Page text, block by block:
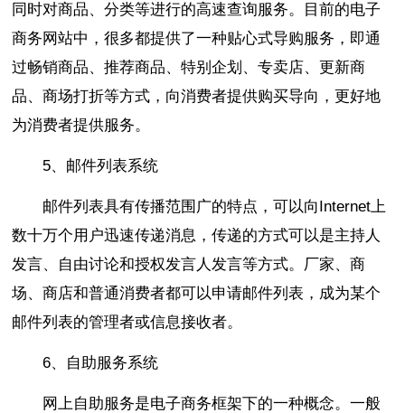
同时对商品、分类等进行的高速查询服务。目前的电子
商务网站中，很多都提供了一种贴心式导购服务，即通
过畅销商品、推荐商品、特别企划、专卖店、更新商
品、商场打折等方式，向消费者提供购买导向，更好地
为消费者提供服务。
5、邮件列表系统
邮件列表具有传播范围广的特点，可以向Internet上
数十万个用户迅速传递消息，传递的方式可以是主持人
发言、自由讨论和授权发言人发言等方式。厂家、商
场、商店和普通消费者都可以申请邮件列表，成为某个
邮件列表的管理者或信息接收者。
6、自助服务系统
网上自助服务是电子商务框架下的一种概念。一般